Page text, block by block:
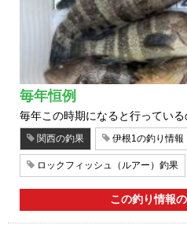
毎年恒例
毎年この時期になると行っている
関西の釣果 伊根1の釣り情報
ロックフィッシュ（ルアー）釣果
この釣り情報